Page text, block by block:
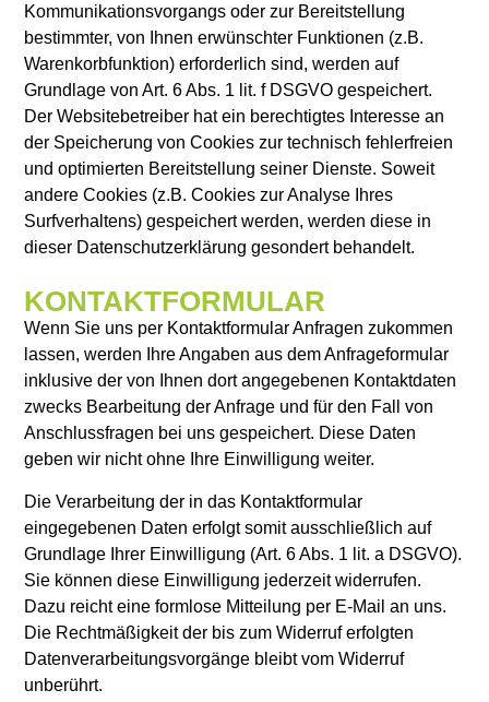
Kommunikationsvorgangs oder zur Bereitstellung
bestimmter, von Ihnen erwünschter Funktionen (z.B.
Warenkorbfunktion) erforderlich sind, werden auf
Grundlage von Art. 6 Abs. 1 lit. f DSGVO gespeichert.
Der Websitebetreiber hat ein berechtigtes Interesse an
der Speicherung von Cookies zur technisch fehlerfreien
und optimierten Bereitstellung seiner Dienste. Soweit
andere Cookies (z.B. Cookies zur Analyse Ihres
Surfverhaltens) gespeichert werden, werden diese in
dieser Datenschutzerklärung gesondert behandelt.
KONTAKTFORMULAR
Wenn Sie uns per Kontaktformular Anfragen zukommen
lassen, werden Ihre Angaben aus dem Anfrageformular
inklusive der von Ihnen dort angegebenen Kontaktdaten
zwecks Bearbeitung der Anfrage und für den Fall von
Anschlussfragen bei uns gespeichert. Diese Daten
geben wir nicht ohne Ihre Einwilligung weiter.
Die Verarbeitung der in das Kontaktformular
eingegebenen Daten erfolgt somit ausschließlich auf
Grundlage Ihrer Einwilligung (Art. 6 Abs. 1 lit. a DSGVO).
Sie können diese Einwilligung jederzeit widerrufen.
Dazu reicht eine formlose Mitteilung per E-Mail an uns.
Die Rechtmäßigkeit der bis zum Widerruf erfolgten
Datenverarbeitungsvorgänge bleibt vom Widerruf
unberührt.